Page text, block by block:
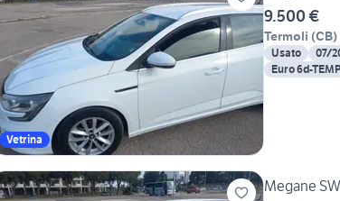
Vetrina
9.500 €
Termoli (CB)
Usato 07/
Euro 6d-TEMP
Megane